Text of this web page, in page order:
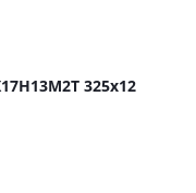
325х12